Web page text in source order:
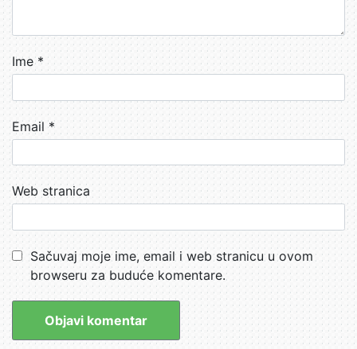
Ime*
Email*
Web stranica
Sačuvaj moje ime, email i web stranicu u ovom
browseru za buduće komentare.